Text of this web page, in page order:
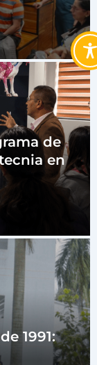
de
en
1991: